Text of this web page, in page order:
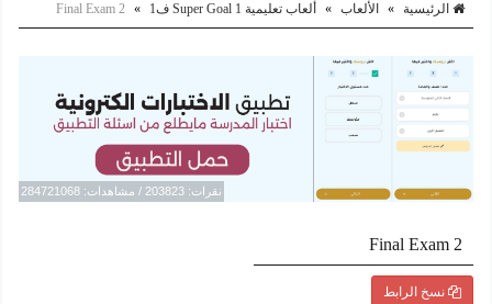
الرئيسية » الألعاب » ألعاب تعليمية Super Goal 1 ف1 »
Final Exam 2
نقرات: 203823 / مشاهدات: 284721068
Final Exam 2
نسخ الرابط